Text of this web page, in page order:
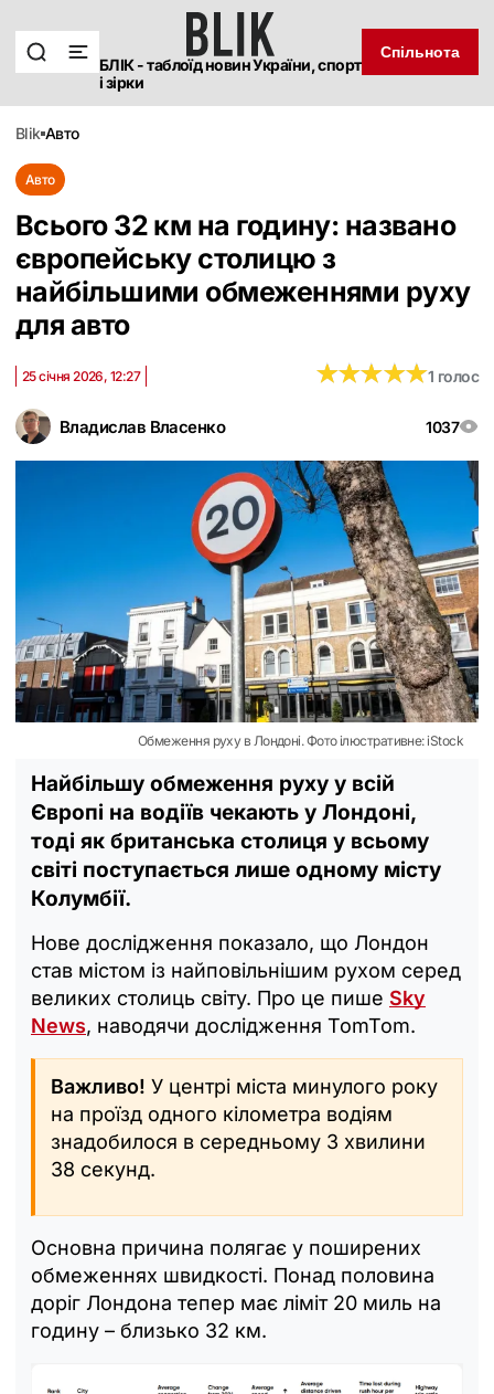
БЛІК - таблоїд новин України, спорт
і зірки
Спільнота
blik авто
Авто
Всього 32 км на годину: названо
європейську столицю з
найбільшими обмеженнями руху
для авто
Владислав Власенко 1037
25 січня 2026, 12:27 ★★★★★
★★★★★1 голос
Обмеження руху в Лондоні. Фото ілюстративне: iStock
Найбільшу обмеження руху у всій
Європі на водіїв чекають у Лондоні,
тоді як британська столиця у всьому
світі поступається лише одному місту
Колумбії.
Нове дослідження показало, що Лондон
став містом із найповільнішим рухом серед
великих столиць світу. Про це пише Sky
News, наводячи дослідження TomTom.
Важливо! У центрі міста минулого року
на проїзд одного кілометра водіям
знадобилося в середньому 3 хвилини
38 секунд.
Основна причина полягає у поширених
обмеженнях швидкості. Понад половина
доріг Лондона тепер має ліміт 20 миль на
годину – близько 32 км.